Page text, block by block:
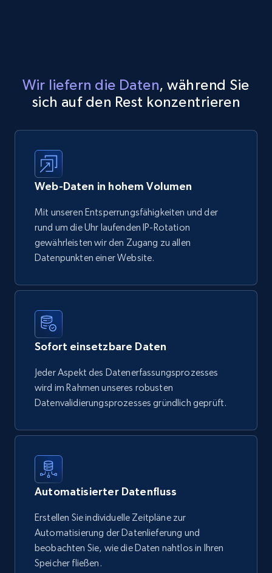
Wir liefern die Daten, während Sie
sich auf den Rest konzentrieren
Web-Daten in hohem Volumen
Mit unseren Entsperrungsfähigkeiten und der
rund um die Uhr laufenden IP-Rotation
gewährleisten wir den Zugang zu allen
Datenpunkten einer Website.
Sofort einsetzbare Daten
Jeder Aspekt des Datenerfassungsprozesses
wird im Rahmen unseres robusten
Datenvalidierungsprozesses gründlich geprüft.
Automatisierter Datenfluss
Erstellen Sie individuelle Zeitpläne zur
Automatisierung der Datenlieferung und
beobachten Sie, wie die Daten nahtlos in Ihren
Speicher fließen.